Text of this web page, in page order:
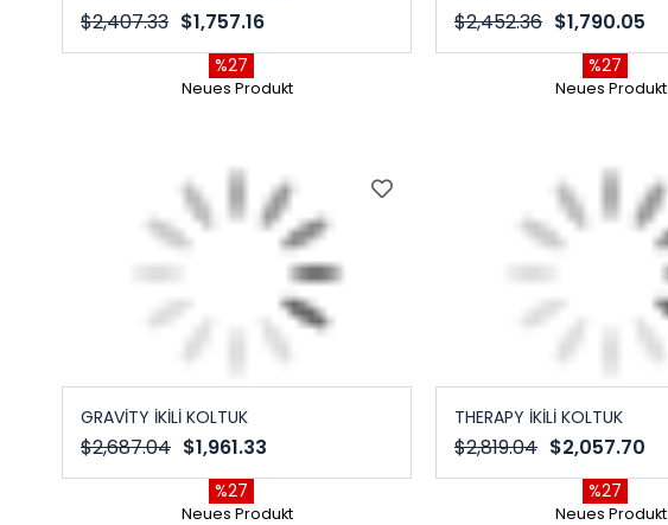
$1,757.16
$2,407.33
%27
Neues Produkt
$1,790.05
$2,452.36
%27
Neues Produkt
GRAVİTY İKİLİ KOLTUK
$1,961.33
$2,687.04
%27
Neues Produkt
THERAPY İKİLİ KOLTUK
$2,057.70
$2,819.04
%27
Neues Produkt